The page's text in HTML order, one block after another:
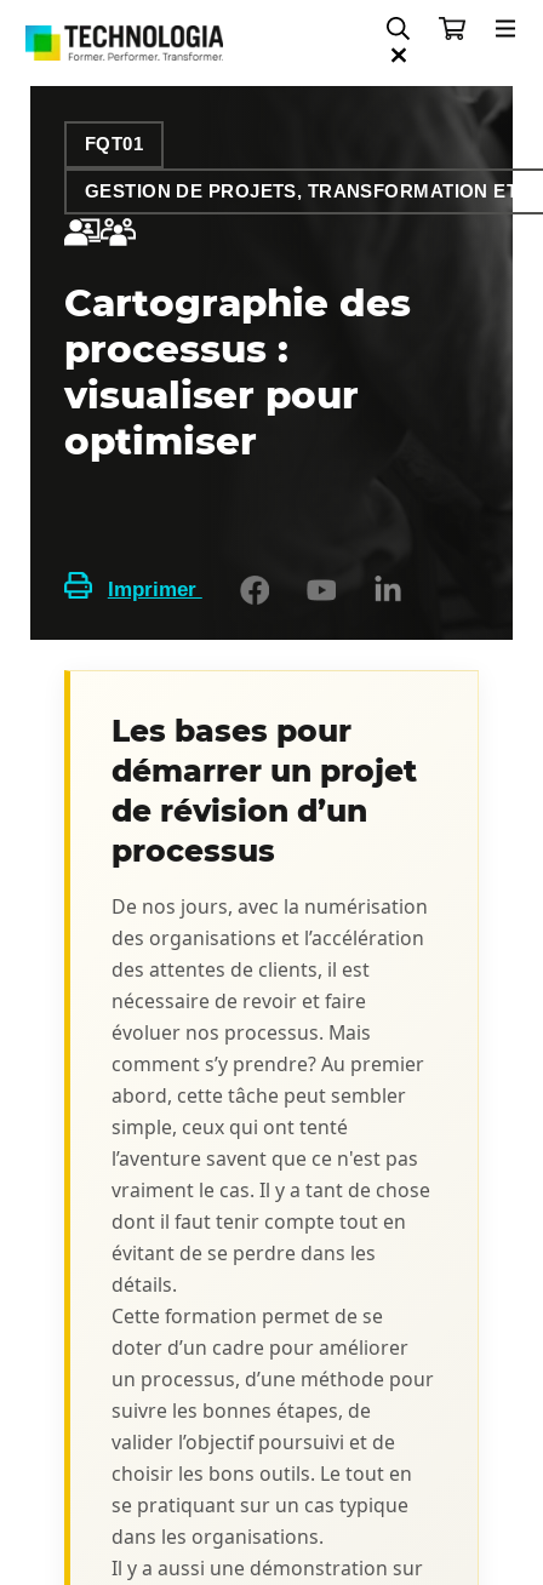
FQT01
GESTION DE PROJETS, TRANSFORMATION ET
Cartographie des
processus :
visualiser pour
optimiser
Imprimer
Les bases pour
démarrer un projet
de révision d’un
processus
De nos jours, avec la numérisation
des organisations et l’accélération
des attentes de clients, il est
nécessaire de revoir et faire
évoluer nos processus. Mais
comment s’y prendre? Au premier
abord, cette tâche peut sembler
simple, ceux qui ont tenté
l’aventure savent que ce n'est pas
vraiment le cas. Il y a tant de chose
dont il faut tenir compte tout en
évitant de se perdre dans les
détails.
Cette formation permet de se
doter d’un cadre pour améliorer
un processus, d’une méthode pour
suivre les bonnes étapes, de
valider l’objectif poursuivi et de
choisir les bons outils. Le tout en
se pratiquant sur un cas typique
dans les organisations.
Il y a aussi une démonstration sur